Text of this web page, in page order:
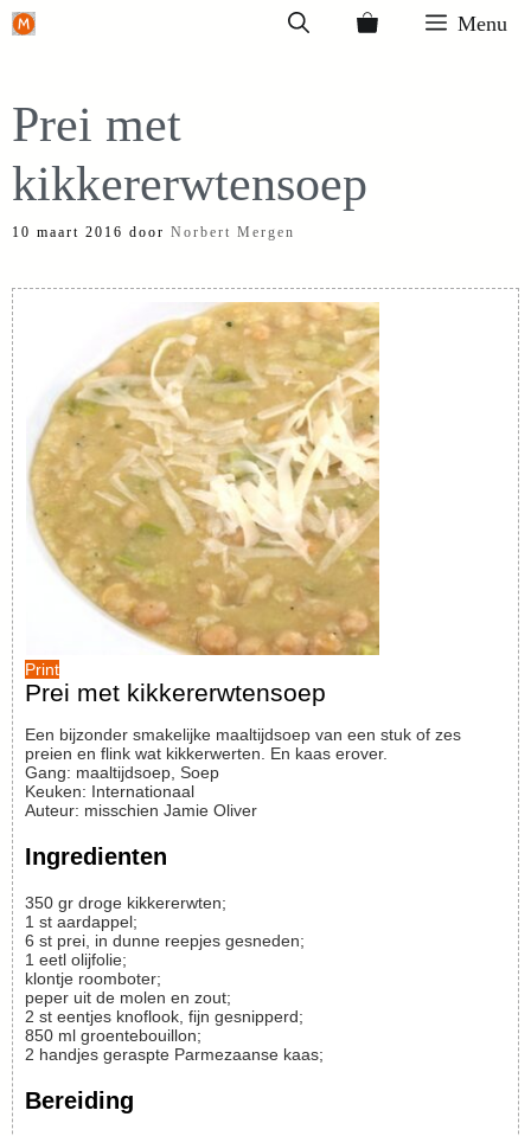
Ga
inhoud
Menu
Prei met
kikkererwtensoep
10 maart 2016 door Norbert Mergen
Print
Prei met kikkererwtensoep
Een bijzonder smakelijke maaltijdsoep van een stuk of zes
preien en flink wat kikkerwerten. En kaas erover.
Gang: maaltijdsoep, Soep
Keuken: Internationaal
Auteur: misschien Jamie Oliver
Ingredienten
350 gr droge kikkererwten;
1 st aardappel;
6 st prei, in dunne reepjes gesneden;
1 eetl olijfolie;
klontje roomboter;
peper uit de molen en zout;
2 st eentjes knoflook, fijn gesnipperd;
850 ml groentebouillon;
2 handjes geraspte Parmezaanse kaas;
Bereiding